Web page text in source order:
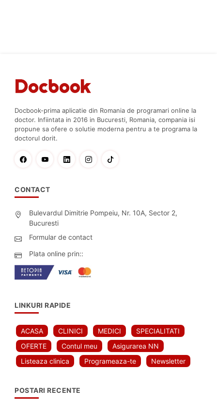
Docbook-prima aplicatie din Romania de programari online la
doctor. Infiintata in 2016 in Bucuresti, Romania, compania isi
propune sa ofere o solutie moderna pentru a te programa la
doctorul dorit.
CONTACT
Bulevardul Dimitrie Pompeiu, Nr. 10A, Sector 2,
Bucuresti
Formular de contact
Plata online prin::
LINKURI RAPIDE
ACASA CLINICI MEDICI
SPECIALITATI
OFERTE
Contul meu
Asigurarea NN
Listeaza clinica
Programeaza-te Newsletter
POSTARI RECENTE